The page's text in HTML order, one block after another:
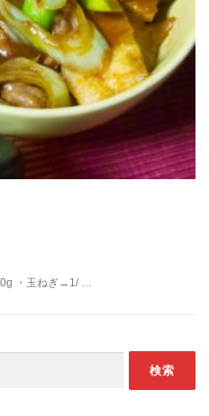
・玉ねぎ→1/ …